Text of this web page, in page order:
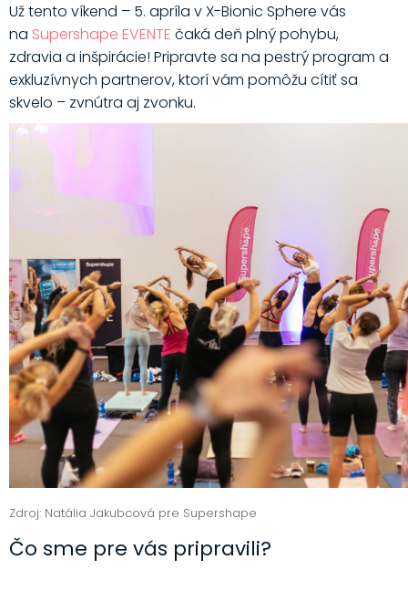
Už tento víkend – 5. apríla v X-Bionic Sphere vás
na Supershape EVENTE čaká deň plný pohybu,
zdravia a inšpirácie! Pripravte sa na pestrý program a
exkluzívnych partnerov, ktorí vám pomôžu cítiť sa
skvelo – zvnútra aj zvonku.
Zdroj: Natália Jakubcová pre Supershape
Čo sme pre vás pripravili?